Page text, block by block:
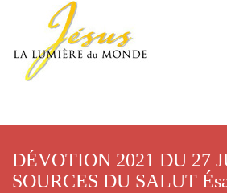
DÉVOTION 2021 DU 27
SOURCES DU SALUT